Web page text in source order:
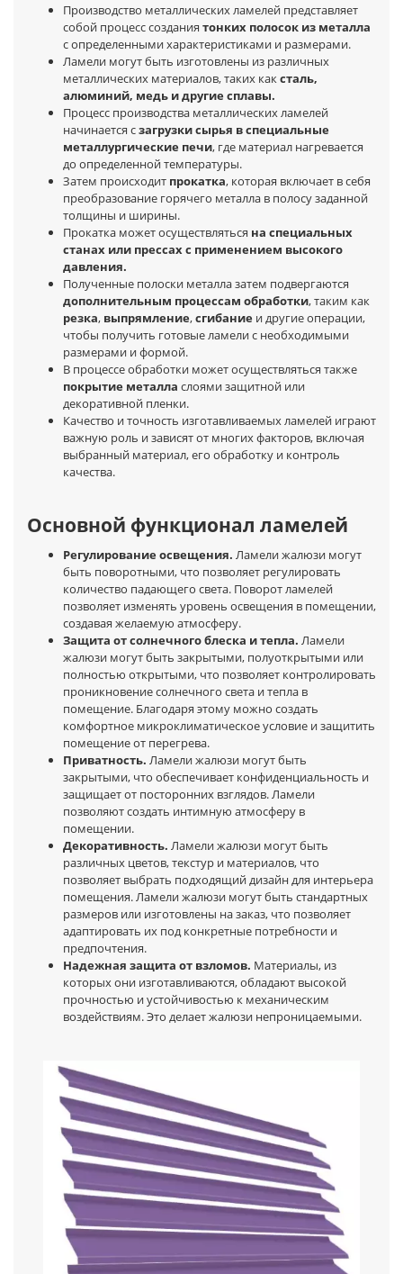
Производство металлических ламелей представляет
собой процесс создания тонких полосок из металла
с определенными характеристиками и размерами.
Ламели могут быть изготовлены из различных
металлических материалов, таких каксталь,
алюминий, медь и другие сплавы.
Процесс производства металлических ламелей
начинается сзагрузки сырья в специальные
металлургические печи, где материал нагревается
до определенной температуры.
Затем происходит прокатка, которая включает в себя
преобразование горячего металла в полосу заданной
толщины и ширины.
Прокатка может осуществляться на специальных
станах или прессах с применением высокого
давления.
Полученные полоски металла затем подвергаются
дополнительным процессам обработки, таким как
резка, выпрямление,сгибание и другие операции,
чтобы получить готовые ламели с необходимыми
размерами и формой.
В процессе обработки может осуществляться также
покрытие металла слоями защитной или
декоративной пленки.
Качество и точность изготавливаемых ламелей играют
важную роль и зависят от многих факторов, включая
выбранный материал, его обработку и контроль
качества.
Основной функционал ламелей
Регулирование освещения. Ламели жалюзи могут
быть поворотными, что позволяет регулировать
количество падающего света. Поворот ламелей
позволяет изменять уровень освещения в помещении,
создавая желаемую атмосферу.
Защита от солнечного блеска и тепла. Ламели
жалюзи могут быть закрытыми, полуоткрытыми или
полностью открытыми, что позволяет контролировать
проникновение солнечного света и тепла в
помещение. Благодаря этому можно создать
комфортное микроклиматическое условие и защитить
помещение от перегрева.
Приватность. Ламели жалюзи могут быть
закрытыми, что обеспечивает конфиденциальность и
защищает от посторонних взглядов. Ламели
позволяют создать интимную атмосферу в
помещении.
Декоративность. Ламели жалюзи могут быть
различных цветов, текстур и материалов, что
позволяет выбрать подходящий дизайн для интерьера
помещения. Ламели жалюзи могут быть стандартных
размеров или изготовлены на заказ, что позволяет
адаптировать их под конкретные потребности и
предпочтения.
Надежная защита от взломов. Материалы, из
которых они изготавливаются, обладают высокой
прочностью и устойчивостью к механическим
воздействиям. Это делает жалюзи непроницаемыми.